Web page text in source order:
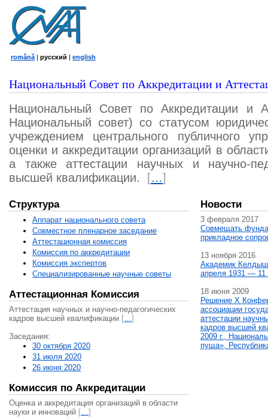
română | русский | english
Национальный Совет по Аккредитации и
Национальный Совет по Аккредитации и
Национальный совет) со статусом
учреждением центрального публичного
оценки и аккредитации организаций в
а также аттестации научных и научно-
высшей квалификации.
[…]
Структура
Аппарат национального совета
Совместное пленарное заседание
Аттестационная комисcия
Комиссия по аккредитации
Комиссия экспертов
Специализированные научные советы
Аттестационная Комиссия
Аттестация научных и научно-педагогических
кадров высшей квалификации […]
Заседания:
30 октября 2020
31 июля 2020
26 июня 2020
Комиссия по Аккредитации
Оценка и аккредитация организаций в области
науки и инноваций […]
Новости
3 февраля 2017
Совмещать
прикладное
13 ноября 2016
Академик
апреля 1931 — 11
18 июня 2009
Решение X
ассоциации
аттестации
кадров высшей
2009 г.,
пуща»,